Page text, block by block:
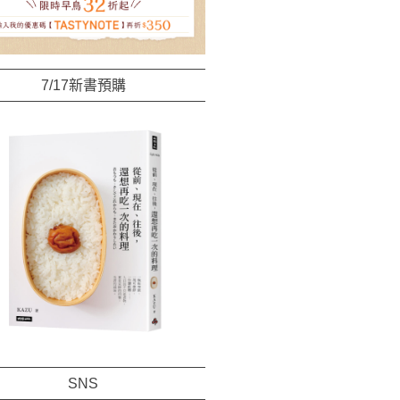
7/17新書預購
SNS